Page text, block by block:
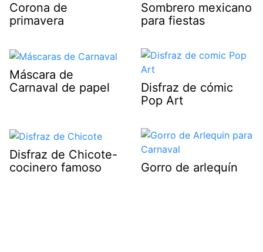
Corona de
primavera
Sombrero mexicano
para fiestas
Máscara de
Carnaval de papel
Disfraz de cómic
Pop Art
Disfraz de Chicote-
cocinero famoso
Gorro de arlequín